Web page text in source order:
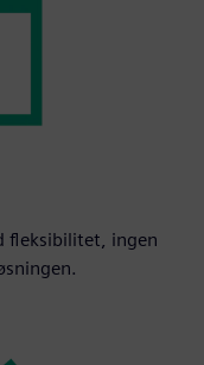
fleksibilitet, ingen